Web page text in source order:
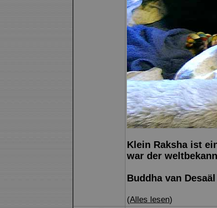
Klein Raksha ist
war der
Buddha van Desaäl
(Alles lesen)